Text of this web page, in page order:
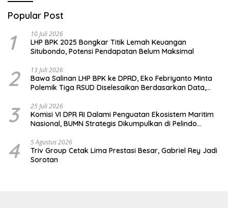
Popular Post
1 10 Juli 2026
LHP BPK 2025 Bongkar Titik Lemah Keuangan
Situbondo, Potensi Pendapatan Belum Maksimal
2 13 Juli 2026
Bawa Salinan LHP BPK ke DPRD, Eko Febriyanto Minta
Polemik Tiga RSUD Diselesaikan Berdasarkan Data,
3 25 Juli 2026
Komisi VI DPR RI Dalami Penguatan Ekosistem Maritim
Nasional, BUMN Strategis Dikumpulkan di Pelindo
4 5 Agustus 2026
Triv Group Cetak Lima Prestasi Besar, Gabriel Rey Jadi
Sorotan